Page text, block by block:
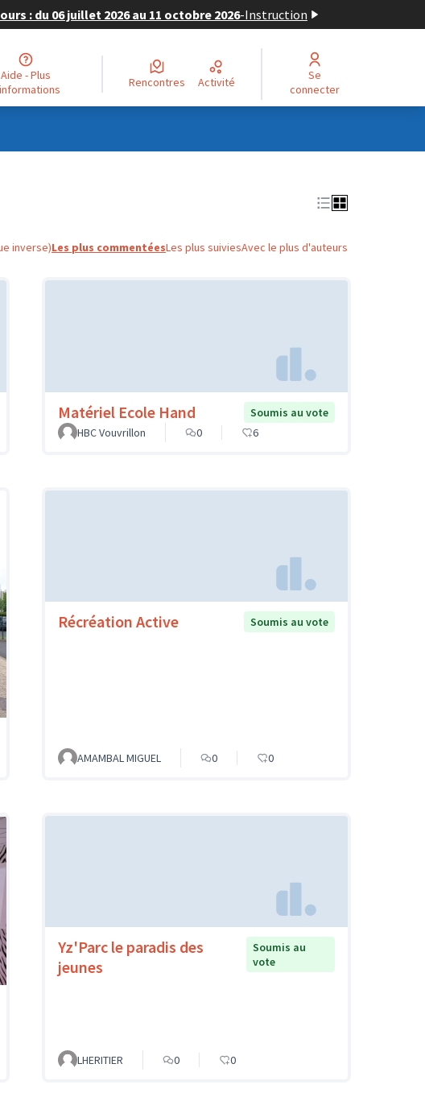
: du 06 juillet 2026 au 11 octobre 2026-Instruction
Aide - Plus
Rencontres Activité
Se
connecter
inverse)Les plus commentéesLes plus suiviesAvec le plus d'auteurs
Matériel Ecole Hand
Soumis au vote
HBC Vouvrillon
0 6
Récréation Active Soumis au vote
AMAMBAL MIGUEL 0 0
Yz'Parc le paradis des
jeunes
Soumis au
vote
LHERITIER 0 0